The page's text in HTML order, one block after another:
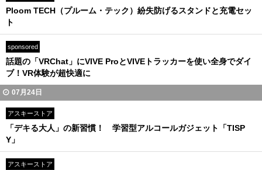
Ploom TECH（プルーム・テック）紛失防げるスタンドと充電セッ
ト
sponsored
話題の「VRChat」にVIVE ProとVIVEトラッカーを使い全身でダイ
ブ！VR体験が超快適に
07月24日
アスキーストア
「デキる大人」の新習慣！ 学習型アルコールガジェット「TISP
Y」
アスキーストア